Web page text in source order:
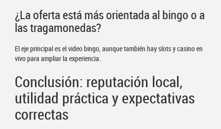
¿La oferta está más orientada al bingo o a
las tragamonedas?
El eje principal es el video bingo, aunque también hay slots y casino en
vivo para ampliar la experiencia.
Conclusión: reputación local,
utilidad práctica y expectativas
correctas